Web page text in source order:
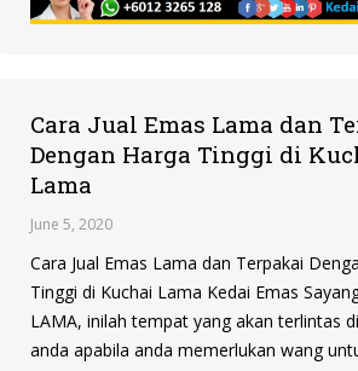
Cara Jual Emas Lama dan
Dengan Harga Tinggi di
Lama
June 5, 2020
Cara Jual Emas Lama dan Terpakai
Tinggi di Kuchai Lama Kedai Emas
LAMA, inilah tempat yang akan terlintas
anda apabila anda memerlukan wang